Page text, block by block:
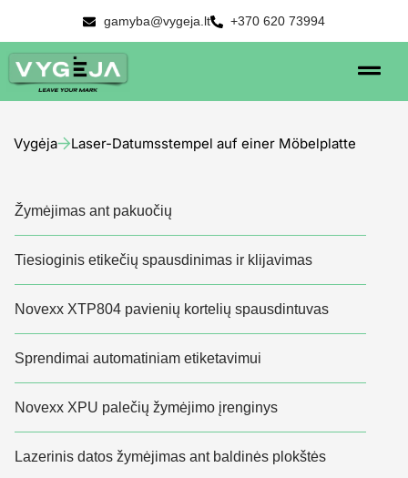
gamyba@vygeja.lt +370 620 73994
Vygėja Laser-Datumsstempel auf einer Möbelplatte
Žymėjimas ant pakuočių
Tiesioginis etikečių spausdinimas ir klijavimas
Novexx XTP804 pavienių kortelių spausdintuvas
Sprendimai automatiniam etiketavimui
Novexx XPU palečių žymėjimo įrenginys
Lazerinis datos žymėjimas ant baldinės plokštės